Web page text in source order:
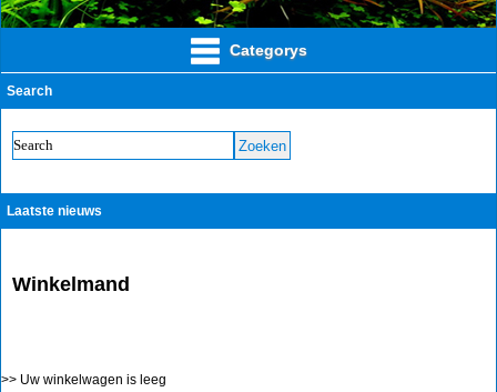
Categorys
Search
Laatste nieuws
Winkelmand
>> Uw winkelwagen is leeg